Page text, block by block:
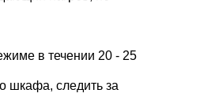
в течении 20 - 25
шкафа, следить за